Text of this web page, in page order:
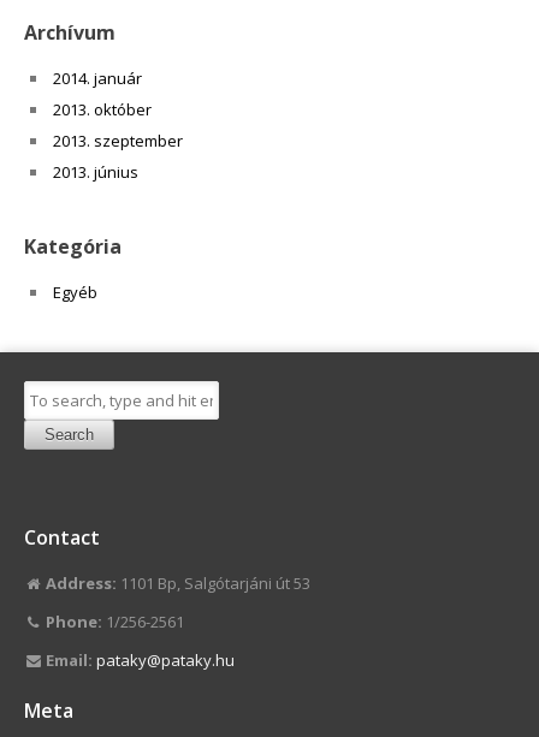
Archívum
2014. január
2013. október
2013. szeptember
2013. június
Kategória
Egyéb
Search
Contact
Address: 1101 Bp, Salgótarjáni út 53
Phone: 1/256-2561
Email: pataky@pataky.hu
Meta